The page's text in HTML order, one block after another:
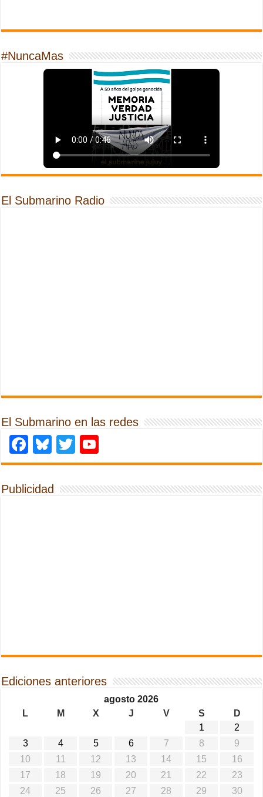
#NuncaMas
El Submarino Radio
El Submarino en las redes
Facebook
Bluesky
Twitter
Publicidad
Ediciones anteriores
agosto 2026
L
M X J V S
D
1
2
3
4 5 6 7 8
9
10
11 12 13 14 15
16
17
18 19 20 21 22
23
24
25 26 27 28 29
30